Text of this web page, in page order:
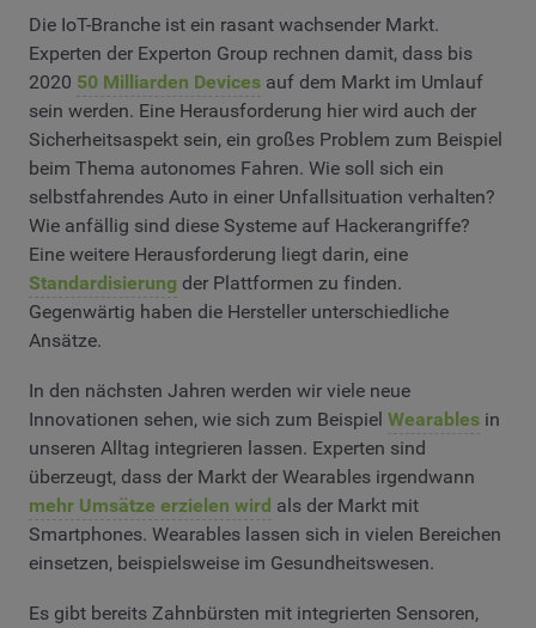
Die IoT-Branche ist ein rasant wachsender Markt.
Experten der Experton Group rechnen damit, dass bis
2020 50 Milliarden Devices auf dem Markt im Umlauf
sein werden. Eine Herausforderung hier wird auch der
Sicherheitsaspekt sein, ein großes Problem zum Beispiel
beim Thema autonomes Fahren. Wie soll sich ein
selbstfahrendes Auto in einer Unfallsituation verhalten?
Wie anfällig sind diese Systeme auf Hackerangriffe?
Eine weitere Herausforderung liegt darin, eine
Standardisierung der Plattformen zu finden.
Gegenwärtig haben die Hersteller unterschiedliche
Ansätze.
In den nächsten Jahren werden wir viele neue
Innovationen sehen, wie sich zum Beispiel Wearables in
unseren Alltag integrieren lassen. Experten sind
überzeugt, dass der Markt der Wearables irgendwann
mehr Umsätze erzielen wird als der Markt mit
Smartphones. Wearables lassen sich in vielen Bereichen
einsetzen, beispielsweise im Gesundheitswesen.
Es gibt bereits Zahnbürsten mit integrierten Sensoren,